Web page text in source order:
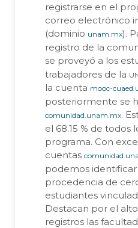
registrarse en el
correo electrónico
(dominio unam.mx).
registro de la
se proveyó a los
trabajadores de la
la cuenta mooc-
posteriormente se
comunidad.unam.mx.
el 68.15 % de todos
programa. Con
cuentas
podemos
procedencia de
estudiantes
Destacan por el
registros las